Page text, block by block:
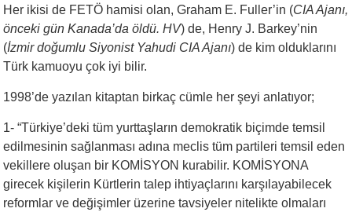
Her ikisi de FETÖ hamisi olan, Graham E. Fuller’in (CIA Ajanı,
önceki gün Kanada’da öldü. HV) de, Henry J. Barkey’nin
(İzmir doğumlu Siyonist Yahudi CIA Ajanı) de kim olduklarını
Türk kamuoyu çok iyi bilir.
1998’de yazılan kitaptan birkaç cümle her şeyi anlatıyor;
1- “Türkiye’deki tüm yurttaşların demokratik biçimde temsil
edilmesinin sağlanması adına meclis tüm partileri temsil eden
vekillere oluşan bir KOMİSYON kurabilir. KOMİSYONA
girecek kişilerin Kürtlerin talep ihtiyaçlarını karşılayabilecek
reformlar ve değişimler üzerine tavsiyeler nitelikte olmaları